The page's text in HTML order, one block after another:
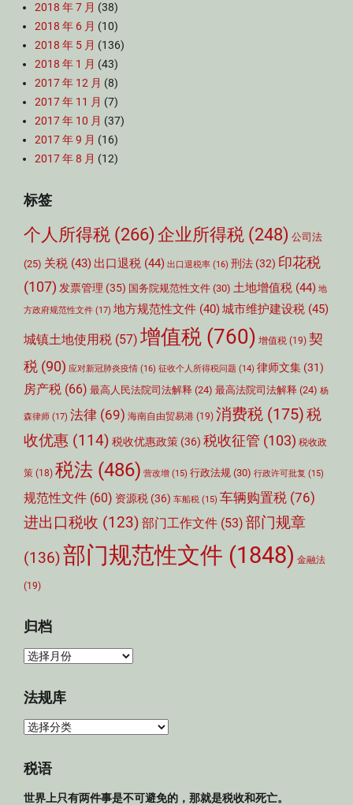
2018 年 7 月 (38)
2018 年 6 月 (10)
2018 年 5 月 (136)
2018 年 1 月 (43)
2017 年 12 月 (8)
2017 年 11 月 (7)
2017 年 10 月 (37)
2017 年 9 月 (16)
2017 年 8 月 (12)
标签
个人所得税 (266) 企业所得税 (248) 公司法
(25) 关税 (43) 出口退税 (44) 出口退税率 (16) 刑法 (32) 印花税
(107) 发票管理 (35) 国务院规范性文件 (30) 土地增值税 (44) 地
方政府规范性文件 (17) 地方规范性文件 (40)城市维护建设税 (45)
城镇土地使用税 (57) 增值税 (760) 增值税 (19) 契
税 (90) 应对新冠肺炎疫情 (16) 征收个人所得税问题 (14) 律师文集 (31)
房产税 (66) 最高人民法院司法解释 (24) 最高法院司法解释 (24) 杨
森律师 (17) 法律 (69) 海南自由贸易港 (19) 消费税 (175)税
收优惠 (114) 税收优惠政策 (36) 税收征管 (103) 税收政
策 (18) 税法 (486) 营改增 (15) 行政法规 (30) 行政许可批复 (15)
规范性文件 (60) 资源税 (36) 车船税 (15) 车辆购置税 (76)
进出口税收 (123) 部门工作文件 (53) 部门规章
(136)部门规范性文件 (1848) 金融法
(19)
归档
归
法规库
法
库
税语
世界上只有两件事是不可避免的，那就是税收和死亡。